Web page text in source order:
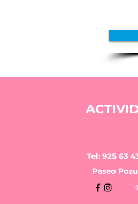
Tel: 925 63
Paseo